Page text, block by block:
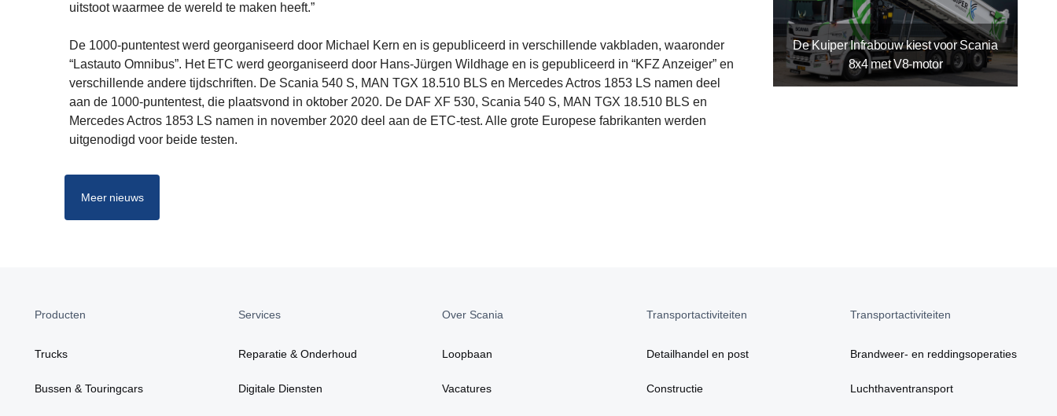
uitstoot waarmee de wereld te maken heeft.”
De 1000-puntentest werd georganiseerd door Michael Kern en is gepubliceerd in verschillende vakbladen, waaronder
“Lastauto Omnibus”. Het ETC werd georganiseerd door Hans-Jürgen Wildhage en is gepubliceerd in “KFZ Anzeiger” en
verschillende andere tijdschriften. De Scania 540 S, MAN TGX 18.510 BLS en Mercedes Actros 1853 LS namen deel
aan de 1000-puntentest, die plaatsvond in oktober 2020. De DAF XF 530, Scania 540 S, MAN TGX 18.510 BLS en
Mercedes Actros 1853 LS namen in november 2020 deel aan de ETC-test. Alle grote Europese fabrikanten werden
uitgenodigd voor beide testen.
Meer nieuws
De Kuiper Infrabouw kiest voor Scania
8x4 met V8-motor
Producten
Trucks
Bussen & Touringcars
Services
Reparatie & Onderhoud
Digitale Diensten
Over Scania
Loopbaan
Vacatures
Transportactiviteiten
Detailhandel en post
Constructie
Transportactiviteiten
Brandweer- en reddingsoperaties
Luchthaventransport